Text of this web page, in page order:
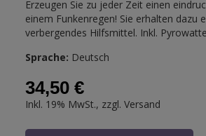
Erzeugen Sie zu jeder Zeit einen
einem Funkenregen! Sie erhalten dazu
verbergendes Hilfsmittel. Inkl.
Sprache: Deutsch
34,50 €
Inkl. 19% MwSt., zzgl.Versand